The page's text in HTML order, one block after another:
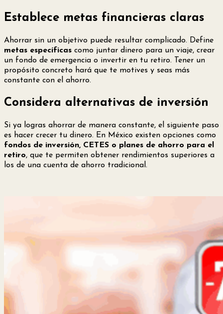
Establece metas financieras claras
Ahorrar sin un objetivo puede resultar complicado. Define
metas específicas como juntar dinero para un viaje, crear
un fondo de emergencia o invertir en tu retiro. Tener un
propósito concreto hará que te motives y seas más
constante con el ahorro.
Considera alternativas de inversión
Si ya logras ahorrar de manera constante, el siguiente paso
es hacer crecer tu dinero. En México existen opciones como
fondos de inversión, CETES o planes de ahorro para el
retiro, que te permiten obtener rendimientos superiores a
los de una cuenta de ahorro tradicional.